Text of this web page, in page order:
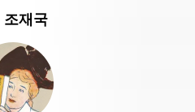
조재국